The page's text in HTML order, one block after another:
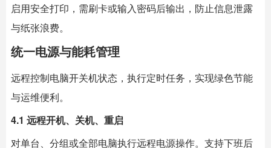
启用安全打印，需刷卡或输入密码后输出，防止信息泄露
与纸张浪费。
统一电源与能耗管理
远程控制电脑开关机状态，执行定时任务，实现绿色节能
与运维便利。
4.1 远程开机、关机、重启
对单台、分组或全部电脑执行远程电源操作。支持下班后